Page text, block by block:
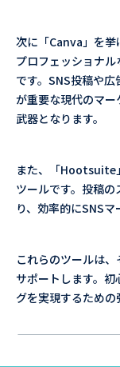
次に「Canva」を挙
プロフェッショナ
です。SNS投稿や
が重要な現代のマ
武器となります。
また、「Hootsuite
ツールです。投稿
り、効率的にSNSマ
これらのツールは
サポートします。
グを実現するための